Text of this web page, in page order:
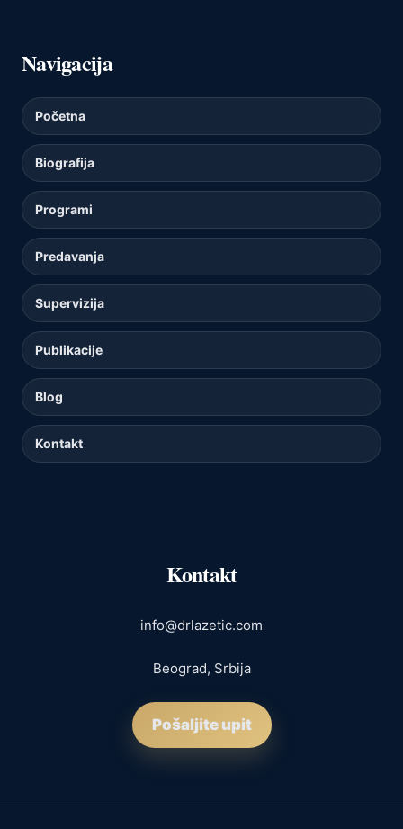
Navigacija
Početna
Biografija
Programi
Predavanja
Supervizija
Publikacije
Blog
Kontakt
Kontakt
info@drlazetic.com
Beograd, Srbija
Pošaljite upit